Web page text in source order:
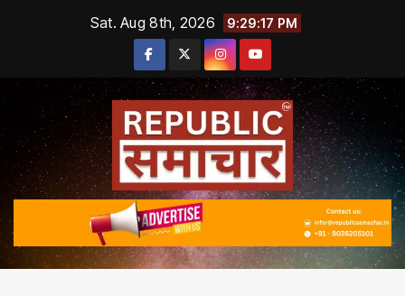
Sat. Aug 8th, 2026 9:29:17 PM